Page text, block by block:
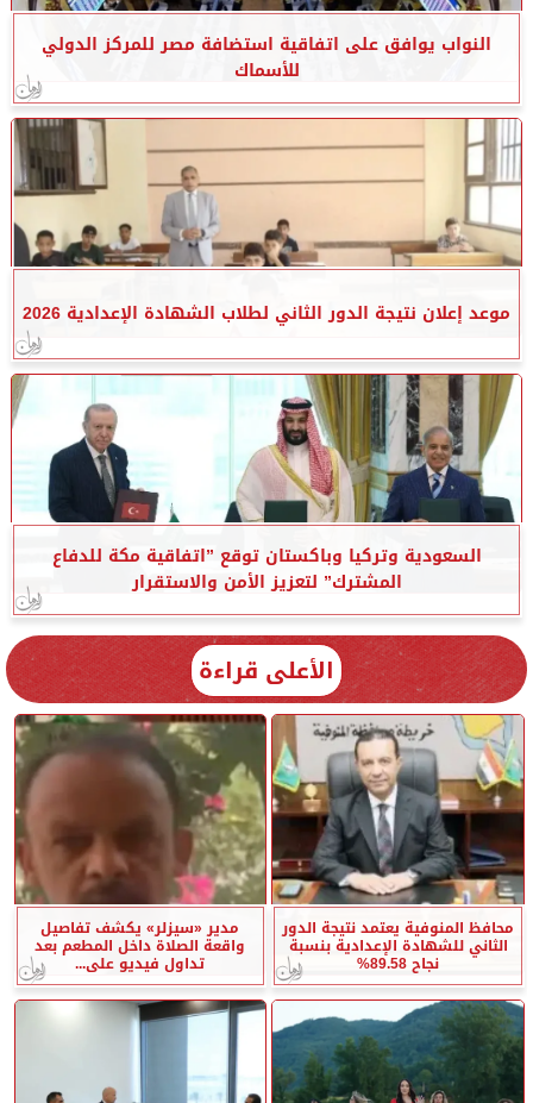
النواب يوافق على اتفاقية استضافة مصر للمركز الدولي
للأسماك
موعد إعلان نتيجة الدور الثاني لطلاب الشهادة الإعدادية 2026
السعودية وتركيا وباكستان توقع ”اتفاقية مكة للدفاع
المشترك” لتعزيز الأمن والاستقرار
الأعلى قراءة
محافظ المنوفية يعتمد نتيجة الدور
الثاني للشهادة الإعدادية بنسبة
نجاح 89.58%
مدير «سيزلر» يكشف تفاصيل
واقعة الصلاة داخل المطعم بعد
تداول فيديو على...